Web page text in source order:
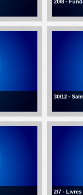
20/8 -
30/12 -
2/7 -